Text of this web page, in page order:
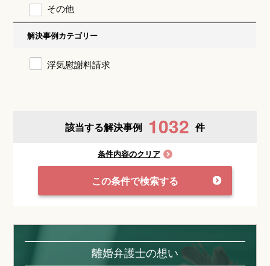
その他
解決事例カテゴリー
浮気慰謝料請求
該当する解決事例 1032 件
条件内容のクリア
この条件で検索する
離婚弁護士の想い